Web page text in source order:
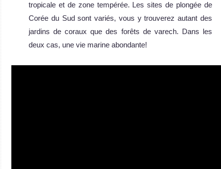
tropicale et de zone tempérée. Les sites de plongée de
Corée du Sud sont variés, vous y trouverez autant des
jardins de coraux que des forêts de varech. Dans les
deux cas, une vie marine abondante!